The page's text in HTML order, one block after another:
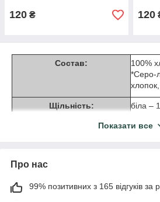
120 ₴ 120
Состав:
100%
*Серо-
Щільність:
біла –
Штук в картонной
Показати все
Про нас
99% позитивних з 165 відгуків за